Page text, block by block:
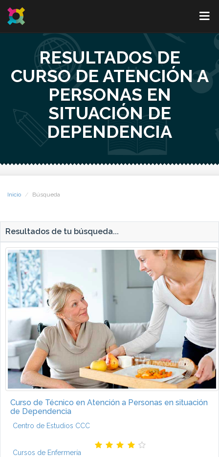
RESULTADOS DE
CURSO DE ATENCIÓN A
PERSONAS EN
SITUACIÓN DE
DEPENDENCIA
Inicio Búsqueda
Resultados de tu búsqueda...
Curso de Técnico en Atención a Personas en situación
de Dependencia
Centro de Estudios CCC
Cursos de Enfermería